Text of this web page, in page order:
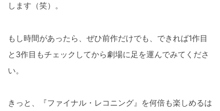
します（笑）。
もし時間があったら、ぜひ前作だけでも、できれば1作目
と3作目もチェックしてから劇場に足を運んでみてくださ
い。
きっと、『ファイナル・レコニング』を何倍も楽しめるは